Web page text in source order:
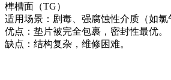
榫槽面（TG）
适用场景：剧毒、强腐蚀性介质（如氯
优点：垫片被完全包裹，密封性最优。
缺点：结构复杂，维修困难。